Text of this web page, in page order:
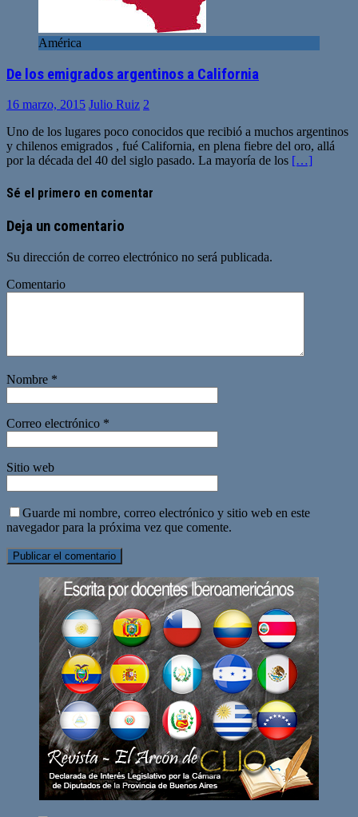
América
De los emigrados argentinos a California
16 marzo, 2015 Julio Ruiz 2
Uno de los lugares poco conocidos que recibió a muchos argentinos
y chilenos emigrados , fué California, en plena fiebre del oro, allá
por la década del 40 del siglo pasado. La mayoría de los […]
Sé el primero en comentar
Deja un comentario
Su dirección de correo electrónico no será publicada.
Comentario
Nombre *
Correo electrónico *
Sitio web
Guarde mi nombre, correo electrónico y sitio web en este
navegador para la próxima vez que comente.